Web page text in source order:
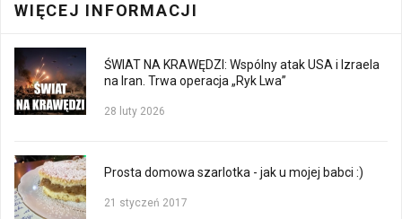
WIĘCEJ INFORMACJI
ŚWIAT NA KRAWĘDZI: Wspólny atak USA i Izraela
na Iran. Trwa operacja „Ryk Lwa”
28 luty 2026
Prosta domowa szarlotka - jak u mojej babci :)
21 styczeń 2017